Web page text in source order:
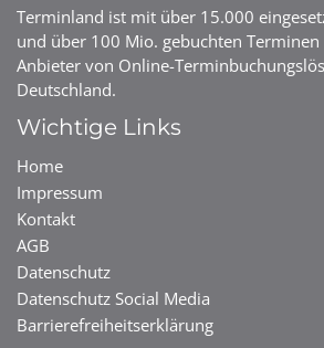
Terminland ist mit über 15.000
und über 100 Mio. gebuchten
Anbieter von Online-
Deutschland.
Wichtige Links
Home
Impressum
Kontakt
AGB
Datenschutz
Datenschutz Social Media
Barrierefreiheits­erklärung